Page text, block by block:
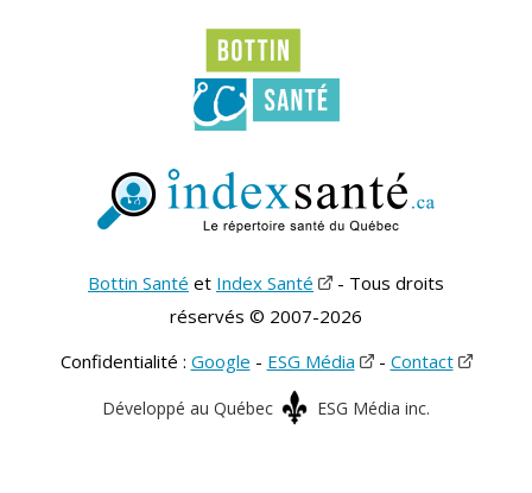
Bottin Santé et Index Santé
- Tous droits
réservés © 2007-2026
Confidentialité : Google - ESG Média - Contact
Développé au Québec ESG Média inc.